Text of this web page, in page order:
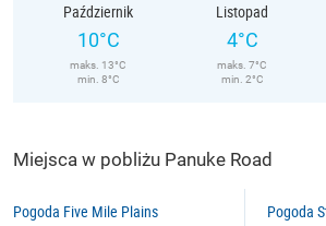
Październik
10°C
maks. 13°C
min. 8°C
Listopad
4°C
maks. 7°C
min. 2°C
Miejsca w pobliżu Panuke Road
Pogoda Five Mile Plains Pogoda